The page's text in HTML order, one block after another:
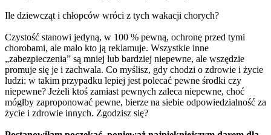
Ile dziewcząt i chłopców wróci z tych wakacji chorych?
Czystość stanowi jedyną, w 100 % pewną, ochronę przed tymi
chorobami, ale mało kto ją reklamuje. Wszystkie inne
„zabezpieczenia” są mniej lub bardziej niepewne, ale wszędzie
promuje się je i zachwala. Co myślisz, gdy chodzi o zdrowie i życie
ludzi: w takim przypadku lepiej jest polecać pewne środki czy
niepewne? Jeżeli ktoś zamiast pewnych zaleca niepewne, choć
mógłby zaproponować pewne, bierze na siebie odpowiedzialność za
życie i zdrowie innych. Zgodzisz się?